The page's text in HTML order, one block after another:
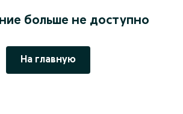
больше не доступно
На главную